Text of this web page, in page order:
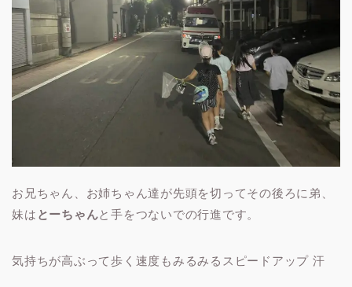
お兄ちゃん、お姉ちゃん達が先頭を切ってその後ろに弟、
妹は とーちゃんと手をつないでの行進です。
気持ちが高ぶって歩く速度もみるみるスピードアップ 汗